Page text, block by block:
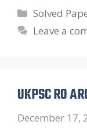
Categories
Solved
Leave a
UKPSC RO
December 17,